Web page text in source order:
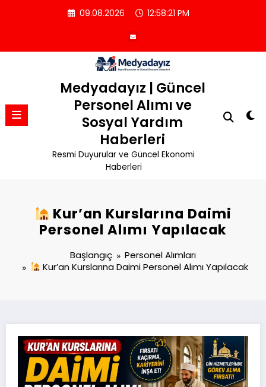
09.08.2026 12:58:21 PM
Medyadayız | Güncel
Personel Alımı ve
Sosyal Yardım
Haberleri
Resmi Duyurular ve Güncel Ekonomi
Haberleri
Kur’an Kurslarına Daimi
Personel Alımı Yapılacak
Başlangıç
Personel Alımları
Kur’an Kurslarına Daimi Personel Alımı Yapılacak